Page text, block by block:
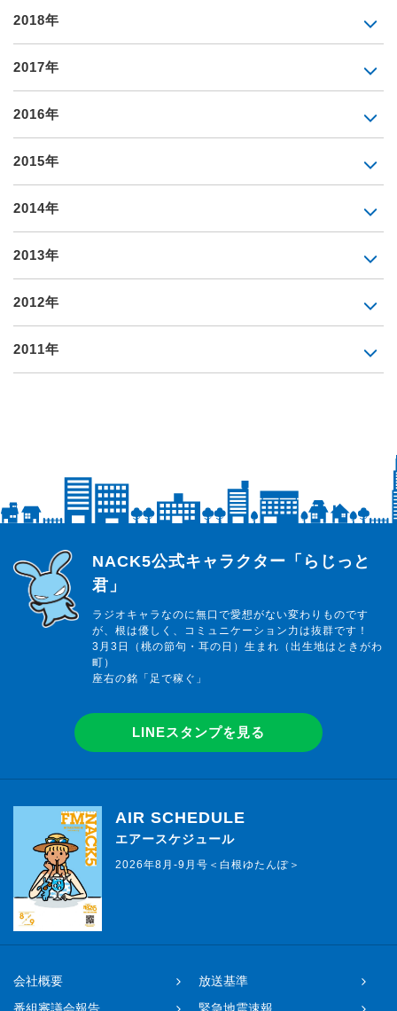
2018年
2017年
2016年
2015年
2014年
2013年
2012年
2011年
らじっと君
NACK5公式キャラクター「らじっと
君」
ラジオキャラなのに無口で愛想がない変わりものです
が、根は優しく、コミュニケーション力は抜群です！
3月3日（桃の節句・耳の日）生まれ（出生地はときがわ
町）
座右の銘「足で稼ぐ」
LINEスタンプを見る
AIR SCHEDULE
エアースケジュール
2026年8月-9月号＜白根ゆたんぽ＞
会社概要
放送基準